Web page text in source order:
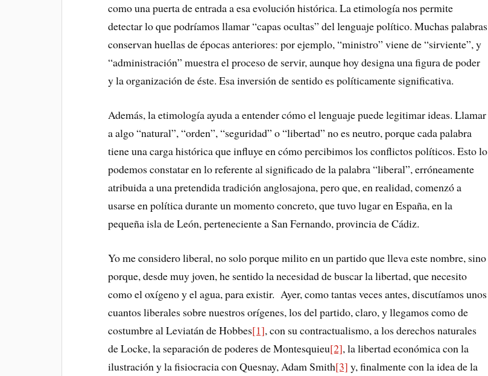
como una puerta de entrada a esa evolución histórica. La etimología nos permite
detectar lo que podríamos llamar “capas ocultas” del lenguaje político. Muchas palabras
conservan huellas de épocas anteriores: por ejemplo, “ministro” viene de “sirviente”, y
“administración” muestra el proceso de servir, aunque hoy designa una figura de poder
y la organización de éste. Esa inversión de sentido es políticamente significativa.
Además, la etimología ayuda a entender cómo el lenguaje puede legitimar ideas. Llamar
a algo “natural”, “orden”, “seguridad” o “libertad” no es neutro, porque cada palabra
tiene una carga histórica que influye en cómo percibimos los conflictos políticos. Esto lo
podemos constatar en lo referente al significado de la palabra “liberal”, erróneamente
atribuida a una pretendida tradición anglosajona, pero que, en realidad, comenzó a
usarse en política durante un momento concreto, que tuvo lugar en España, en la
pequeña isla de León, perteneciente a San Fernando, provincia de Cádiz.
Yo me considero liberal, no solo porque milito en un partido que lleva este nombre, sino
porque, desde muy joven, he sentido la necesidad de buscar la libertad, que necesito
como el oxígeno y el agua, para existir. Ayer, como tantas veces antes, discutíamos unos
cuantos liberales sobre nuestros orígenes, los del partido, claro, y llegamos como de
costumbre al Leviatán de Hobbes[1], con su contractualismo, a los derechos naturales
de Locke, la separación de poderes de Montesquieu[2], la libertad económica con la
ilustración y la fisiocracia con Quesnay, Adam Smith[3] y, finalmente con la idea de la